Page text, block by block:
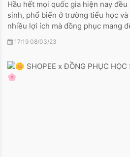
Hầu hết mọi quốc gia hiện nay
sinh, phổ biến ở trường tiểu học
nhiều lợi ích mà đồng phục mang
17:19 08/03/23